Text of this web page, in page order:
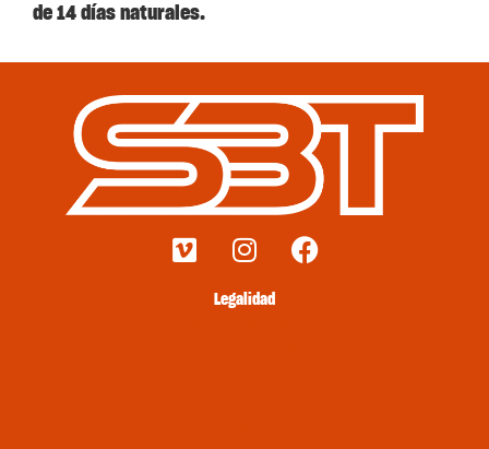
de 14 días naturales.
Legalidad